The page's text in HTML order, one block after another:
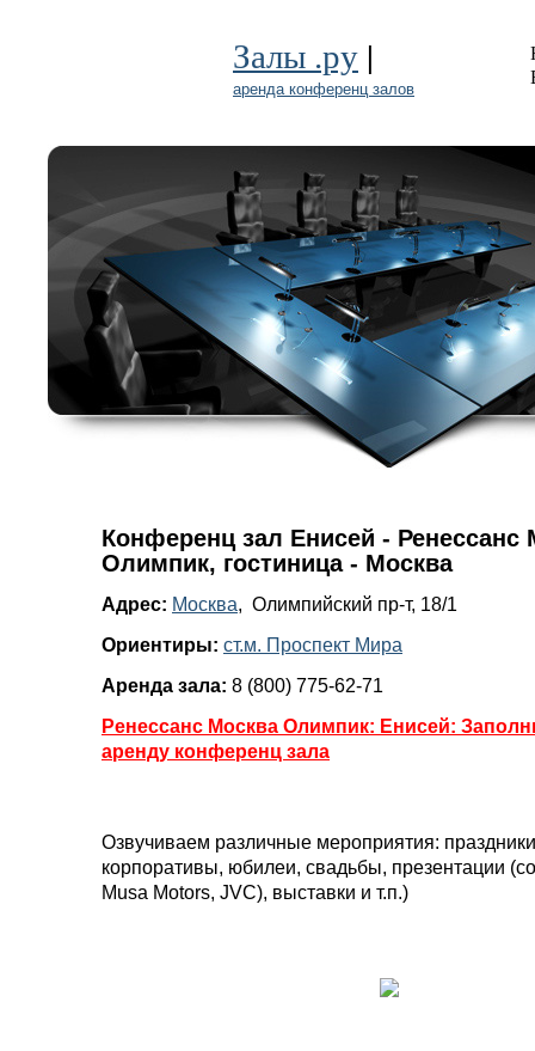
Залы .ру |
аренда конференц залов
Конференц зал Енисей - Ренессанс
Олимпик, гостиница - Москва
Адрес: Москва, Oлимпийский пр-т, 18/1
Ориентиры: ст.м. Проспект Мира
Аренда зала: 8 (800) 775-62-71
Ренессанс Москва Олимпик: Енисей:
аренду конференц зала
Озвучиваем различные мероприятия:
корпоративы, юбилеи, свадьбы, презентации
Musa Motors, JVC), выставки и т.п.)